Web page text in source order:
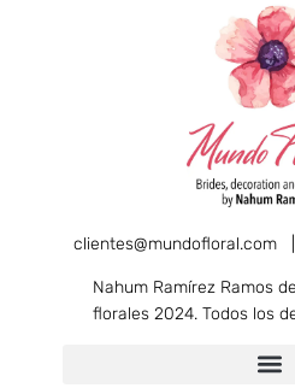
Nahum Ramírez Ramos
florales 2024. Todos los